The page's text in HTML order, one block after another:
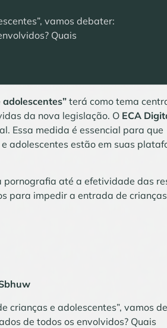
vamos debater:
Quais
terá como tema
da nova legislação. O ECA
Essa medida é essencial para que
adolescentes estão em suas
pornografia até a efetividade das
para impedir a entrada de
crianças e adolescentes”, vamos
de todos os envolvidos? Quais